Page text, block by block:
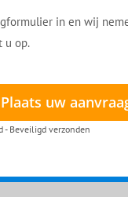
in en wij
u op.
Plaats uw
Beveiligd verzonden